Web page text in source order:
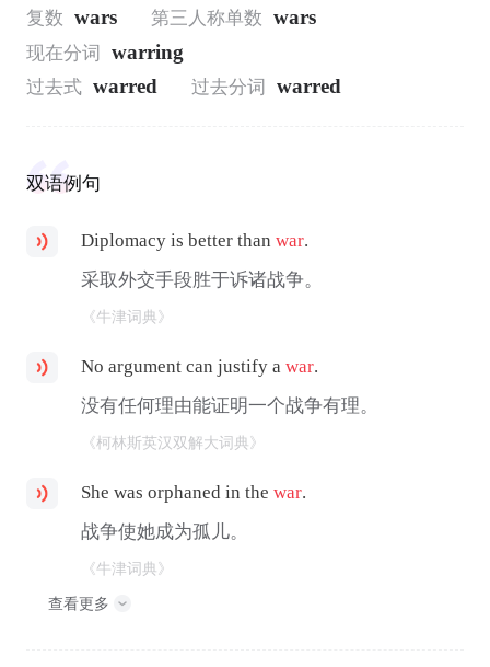
复数 wars 第三人称单数 wars
现在分词 warring
过去式 warred 过去分词 warred
双语例句
Diplomacy is better thanwar.
采取外交手段胜于诉诸战争。
《牛津词典》
No argument can justify awar.
没有任何理由能证明一个战争有理。
《柯林斯英汉双解大词典》
She was orphaned in thewar.
战争使她成为孤儿。
《牛津词典》
查看更多